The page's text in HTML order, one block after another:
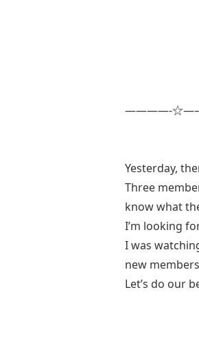
————-
Yesterday,
Three
know what
I’m looking
I was
new
Let’s do our